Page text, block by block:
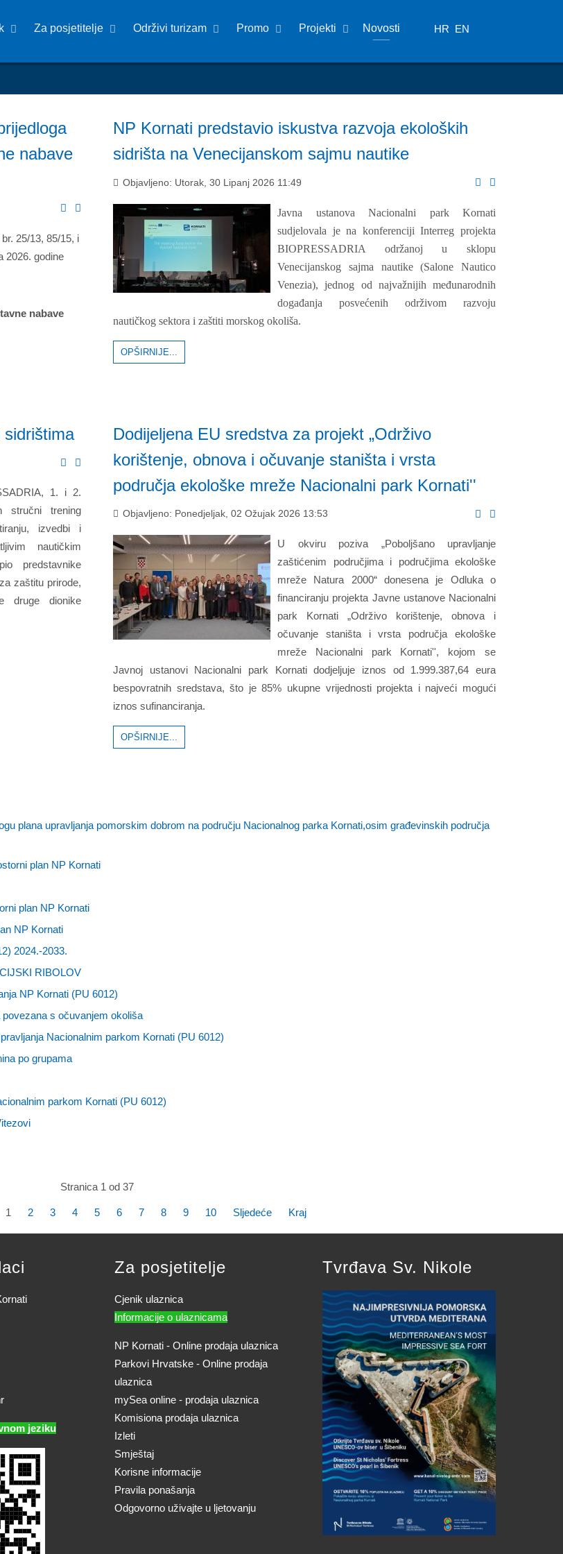
Za posjetitelje Održivi turizam Promo Projekti Novosti HR EN
nabave
25/13, 85/15, i
2026. godine
nabave
NP Kornati predstavio iskustva razvoja ekoloških
sidrišta na Venecijanskom sajmu nautike
Objavljeno: Utorak, 30 Lipanj 2026 11:49
Javna ustanova Nacionalni park Kornati
sudjelovala je na konferenciji Interreg projekta
BIOPRESSADRIA održanoj u sklopu
Venecijanskog sajma nautike (Salone Nautico
Venezia), jednog od najvažnijih međunarodnih
događanja posvećenih održivom razvoju
nautičkog sektora i zaštiti morskog okoliša.
OPŠIRNIJE...
sidrištima
1. i 2.
stručni trening
izvedbi i
nautičkim
predstavnike
zaštitu prirode,
druge dionike
Dodijeljena EU sredstva za projekt „Održivo
korištenje, obnova i očuvanje staništa i vrsta
područja ekološke mreže Nacionalni park Kornati''
Objavljeno: Ponedjeljak, 02 Ožujak 2026 13:53
U okviru poziva „Poboljšano upravljanje
zaštićenim područjima i područjima ekološke
mreže Natura 2000“ donesena je Odluka o
financiranju projekta Javne ustanove Nacionalni
park Kornati „Održivo korištenje, obnova i
očuvanje staništa i vrsta područja ekološke
mreže Nacionalni park Kornati'', kojom se
Javnoj ustanovi Nacionalni park Kornati dodjeljuje iznos od 1.999.387,64 eura
bespovratnih sredstava, što je 85% ukupne vrijednosti projekta i najveći mogući
iznos sufinanciranja.
OPŠIRNIJE...
plana upravljanja pomorskim dobrom na području Nacionalnog parka Kornati,osim građevinskih područja
plan NP Kornati
plan NP Kornati
NP Kornati
2024.-2033.
RIBOLOV
NP Kornati (PU 6012)
s očuvanjem okoliša
Nacionalnim parkom Kornati (PU 6012)
po grupama
parkom Kornati (PU 6012)
Stranica 1 od 37
1 2 3 4 5 6 7 8 9 10 Sljedeće Kraj
jeziku
Za posjetitelje
Cjenik ulaznica
Informacije o ulaznicama
NP Kornati - Online prodaja ulaznica
Parkovi Hrvatske - Online prodaja
ulaznica
mySea online - prodaja ulaznica
Komisiona prodaja ulaznica
Izleti
Smještaj
Korisne informacije
Pravila ponašanja
Odgovorno uživajte u ljetovanju
Tvrđava Sv. Nikole